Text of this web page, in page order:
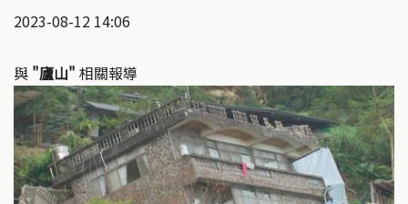
2023-08-12 14:06
與 "廬山" 相關報導